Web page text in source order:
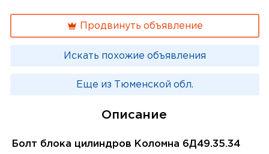
Продвинуть объявление
Искать похожие объявления
Еще из Тюменской обл.
Описание
Болт блока цилиндров Коломна 6Д49.35.34